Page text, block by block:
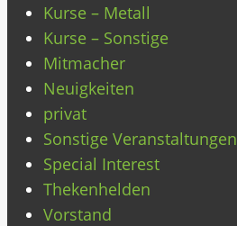
Kurse – Metall
Kurse – Sonstige
Mitmacher
Neuigkeiten
privat
Sonstige Veranstaltungen
Special Interest
Thekenhelden
Vorstand